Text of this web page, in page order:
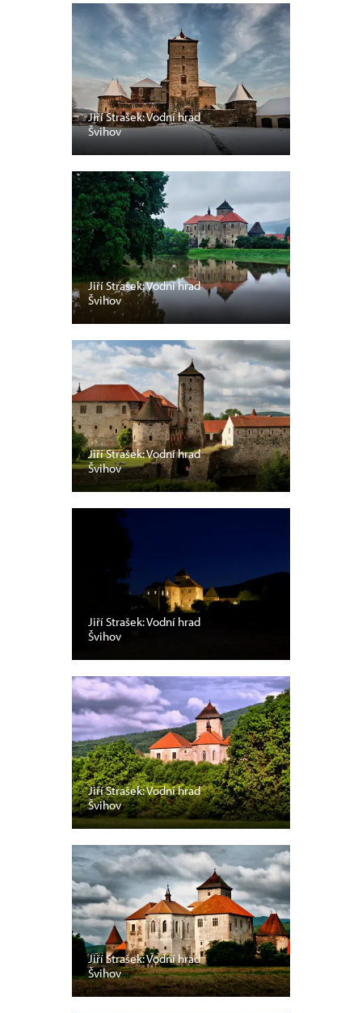
Jiří Strašek: Vodní hrad
Švihov
Jiří Strašek: Vodní hrad
Švihov
Jiří Strašek: Vodní hrad
Švihov
Jiří Strašek: Vodní hrad
Švihov
Jiří Strašek: Vodní hrad
Švihov
Jiří Strašek: Vodní hrad
Švihov